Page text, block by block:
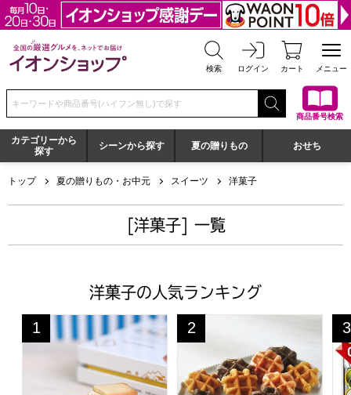
全国の厳選グルメを、ネットでお届け イオンショップ
検索 ログイン カート メニュー
検索キーワードまたは商品番号を入力してください
商品番号検索
カテゴリーから
探す
シーンから探す 夏の贈りもの おせち
トップ 夏の贈りもの・お中元 スイーツ 洋菓子
[洋菓子] 一覧
洋菓子の人気ランキング
鳥取 寿製菓 大山ソフトクリームサンドクッキー18個入
1
位
イーペルの猫祭り ベルギー
2
位 3
位